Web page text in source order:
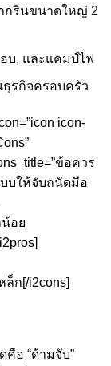
กรินขนาดใหญ่ 2
บ, และแคมป์ไฟ
ธุรกิจครอบครัว
icon-
ข้อควร
บให้จับถนัดมือ
น้อย
ก[/i2cons]
คือ “ด้ามจับ”